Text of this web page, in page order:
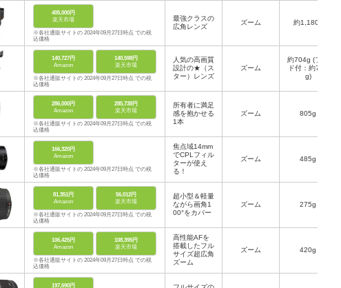
405,000円
楽天市場
※各社通販サイトの 2024年09月27日時点 での税
込価格
最強クラスの
広角レンズ
ズーム 約1,180g
140,727円
Amazon
140,598円
楽天市場
※各社通販サイトの 2024年09月27日時点 での税
込価格
人気の高画質
設計の★（ス
ター）レンズ
ズーム
約704g (フー
ド付：約739
g)
286,000円
Amazon
285,738円
楽天市場
※各社通販サイトの 2024年09月27日時点 での税
込価格
所有者に満足
感を抱かせる
1本
ズーム 805g
166,320円
Amazon
※各社通販サイトの 2024年09月27日時点 での税
込価格
焦点域14mm
でCPLフィル
ターが使え
る！
ズーム 485g
81,351円
Amazon
56,012円
楽天市場
※各社通販サイトの 2024年09月27日時点 での税
込価格
超小型＆軽量
ながら画角1
00°をカバー
ズーム 275g
106,425円
Amazon
108,395円
楽天市場
※各社通販サイトの 2024年09月27日時点 での税
込価格
高性能AFを
搭載したフル
サイズ超広角
ズーム
ズーム 420g
197,690円